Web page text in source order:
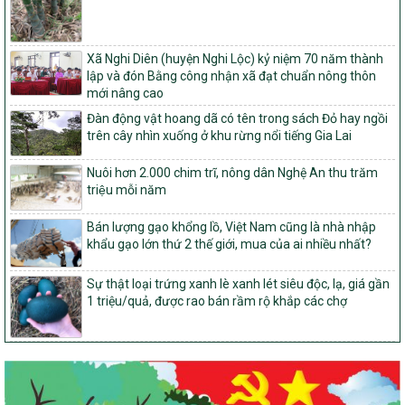
103/PTNT-NTM
Về việc đăng ký thực hiện Dự án liên kết theo chuỗi giá trị thuộc
Dự án 2 – Chương trình Mục tiêu quốc gia Giảm nghèo bền vững
giai đoạn 2021-2025 được kéo dài sang năm 2026
827/QĐ-BNNMT
Quyết định Ban hành Kế hoạch triển khai thực hiện Chương trình
mục tiêu quốc gia xây dựng nông thôn mới, giảm nghèo bền
vững và phát triển kinh tế – xã hội vùng đồng bào dân tộc thiểu
số và miền núi giai đoạn 2026-2035, giai đoạn I: Từ năm 2026
đến năm 2030
14/2026/TT-BNNMT
Hướng dẫn thực hiện một số nội dung tiêu chí, điều kiện thuộc Bộ
tiêu chí quốc gia về nông thôn mới giai đoạn 2026 – 2030 thuộc
phạm vi quản lý nhà nước của Bộ Nông nghiệp và Môi trường
417/QĐ-BNNMT
Phê duyệt Chương trình mục tiêu quốc gia xây dựng nông thôn
mới, giảm nghèo bền vững và phát triển kinh tế – xã hội vùng
đoạn I: Từ năm 2026 đến năm 2030
Xã Nghi Diên (huyện Nghi Lộc) kỷ niệm 70 năm thành
lập và đón Bằng công nhận xã đạt chuẩn nông thôn
mới nâng cao
Đàn động vật hoang dã có tên trong sách Đỏ hay ngồi
trên cây nhìn xuống ở khu rừng nổi tiếng Gia Lai
Nuôi hơn 2.000 chim trĩ, nông dân Nghệ An thu trăm
triệu mỗi năm
Bán lượng gạo khổng lồ, Việt Nam cũng là nhà nhập
khẩu gạo lớn thứ 2 thế giới, mua của ai nhiều nhất?
Sự thật loại trứng xanh lè xanh lét siêu độc, lạ, giá gần
1 triệu/quả, được rao bán rầm rộ khắp các chợ